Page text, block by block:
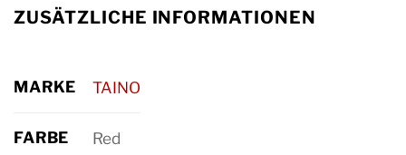
ZUSÄTZLICHE INFORMATIONEN
MARKE TAINO
FARBE Red